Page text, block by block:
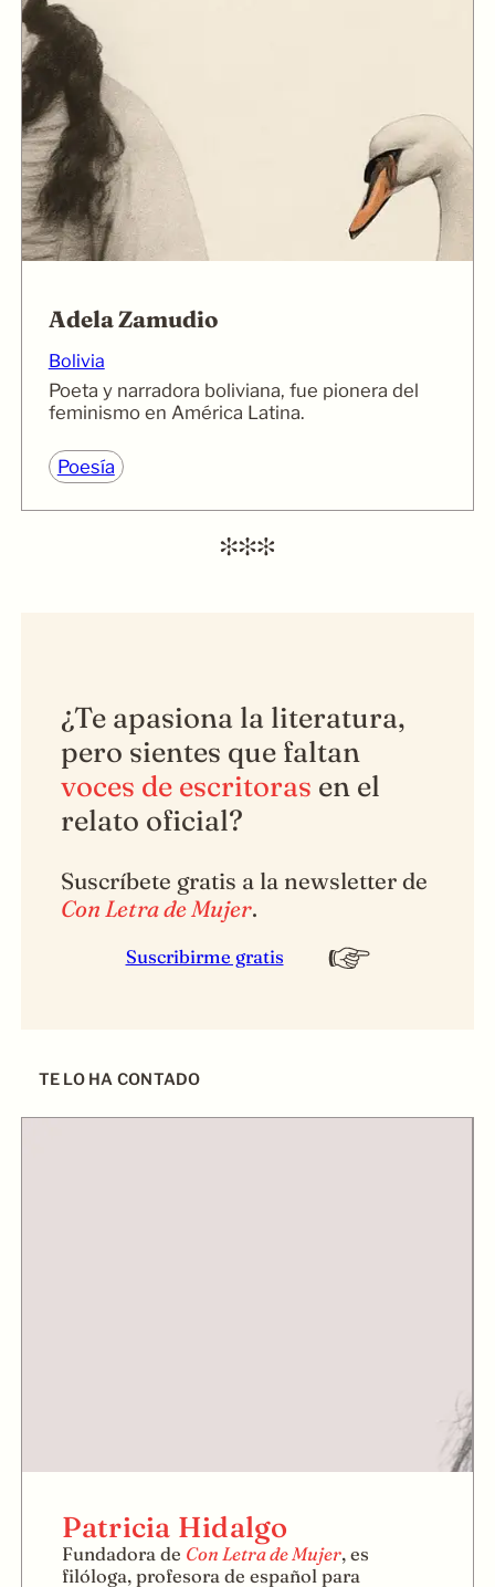
Adela Zamudio
Bolivia
Poeta y narradora boliviana, fue pionera del
feminismo en América Latina.
Poesía
¿Te apasiona la literatura,
pero sientes que faltan
voces de escritoras en el
relato oficial?
Suscríbete gratis a la newsletter de
Con Letra de Mujer.
Suscribirme gratis
TE LO HA CONTADO
Patricia Hidalgo
Fundadora de Con Letra de Mujer, es
filóloga, profesora de español para